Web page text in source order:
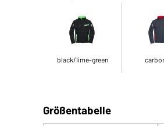
black/lime-green
Größentabelle